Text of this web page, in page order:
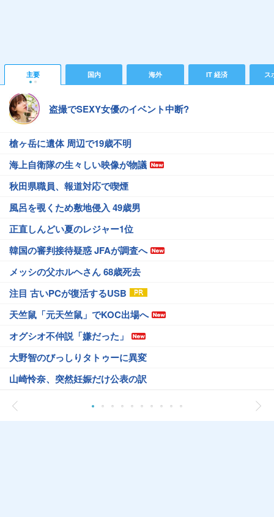
主要 国内 海外 IT 経済 ス
盗撮でSEXY女優のイベント中断?
槍ヶ岳に遺体 周辺で19歳不明
海上自衛隊の生々しい映像が物議
秋田県職員、報道対応で喫煙
風呂を覗くため敷地侵入 49歳男
正直しんどい夏のレジャー1位
韓国の審判接待疑惑 JFAが調査へ
メッシの父ホルヘさん 68歳死去
注目 古いPCが復活するUSB
天竺鼠「元天竺鼠」でKOC出場へ
オグシオ不仲説「嫌だった」
大野智のびっしりタトゥーに異変
山崎怜奈、突然妊娠だけ公表の訳